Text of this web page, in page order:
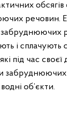
обсягів
речовин.
і сплачують
під час своєї
об’єкти.